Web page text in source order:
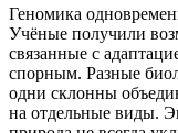
Геномика
Учёные получили
связанные с
спорным. Разные
одни склонны
на отдельные виды.